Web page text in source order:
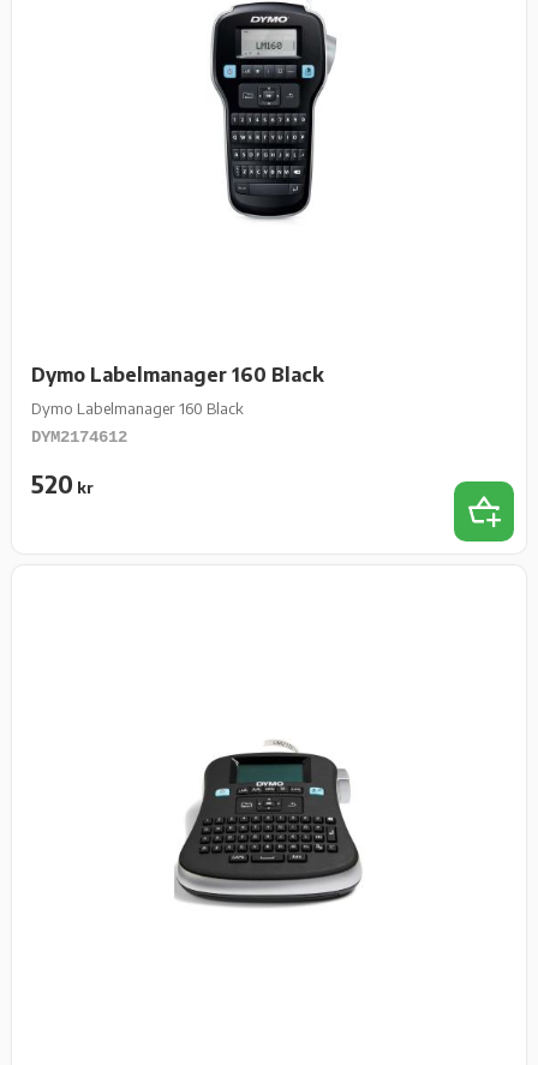
Dymo Labelmanager 160 Black
Dymo Labelmanager 160 Black
DYM2174612
520 kr